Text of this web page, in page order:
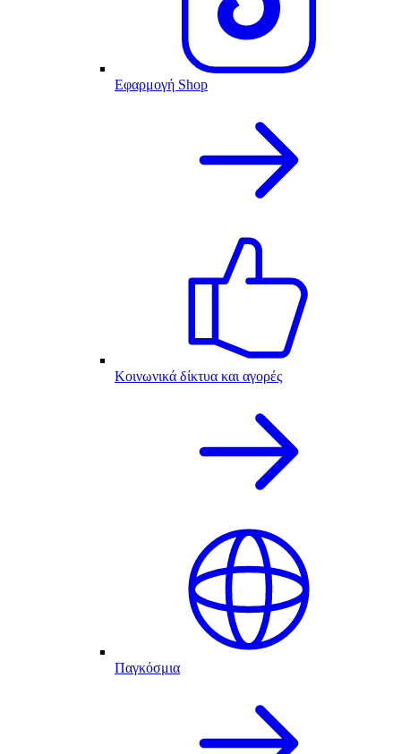
Εφαρμογή Shop
Κοινωνικά δίκτυα και αγορές
Παγκόσμια